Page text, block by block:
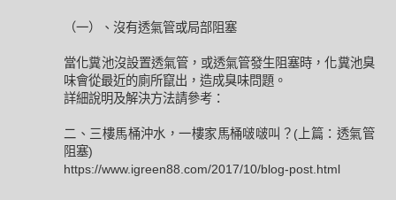
（一）、沒有透氣管或局部阻塞
當化糞池沒設置透氣管，或透氣管發生阻塞時，化糞池臭
味會從最近的廁所竄出，造成臭味問題。
詳細說明及解決方法請參考：
二、三樓馬桶沖水，一樓家馬桶啵啵叫？(上篇：透氣管
阻塞)
https://www.igreen88.com/2017/10/blog-post.html